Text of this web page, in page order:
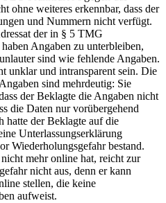
ohne weiteres erkennbar, dass der
und Nummern nicht verfügt.
der in § 5 TMG
Angaben zu unterbleiben,
sind wie fehlende Angaben.
unklar und intransparent sein. Die
sind mehrdeutig: Sie
der Beklagte die Angaben nicht
die Daten nur vorübergehend
hatte der Beklagte auf die
Unterlassungserklärung
Wiederholungsgefahr bestand.
mehr online hat, reicht zur
nicht aus, denn er kann
stellen, die keine
aufweist.